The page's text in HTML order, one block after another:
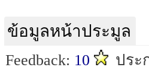
ข้อมูลหน้าประมูล
Feedback: 10 ประ